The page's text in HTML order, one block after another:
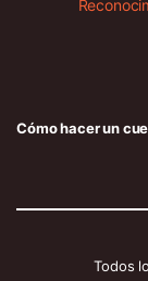
Cómo hacer un
Todos